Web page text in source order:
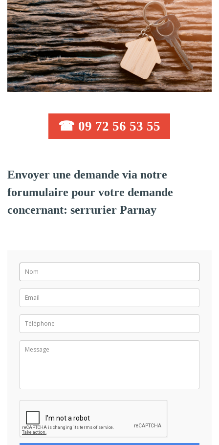
☎ 09 72 56 53 55
Envoyer une demande via notre
forumulaire pour votre demande
concernant: serrurier Parnay